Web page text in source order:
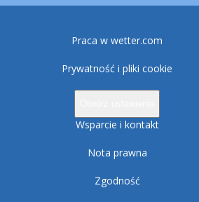
Praca w wetter.com
Prywatność i pliki cookie
Wsparcie i kontakt
Nota prawna
Zgodność